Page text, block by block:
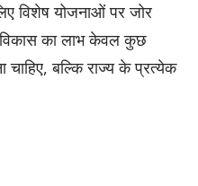
विशेष योजनाओं पर जोर
का लाभ केवल कुछ
चाहिए, बल्कि राज्य के प्रत्येक